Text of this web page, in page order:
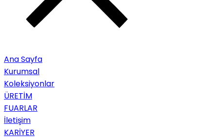
Ana Sayfa
Kurumsal
Koleksiyonlar
ÜRETİM
FUARLAR
İletişim
KARİYER